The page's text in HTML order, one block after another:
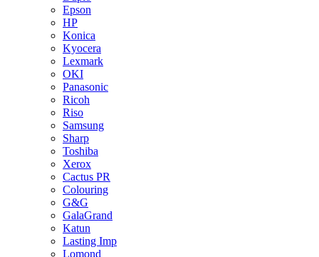
Epson
HP
Konica
Kyocera
Lexmark
OKI
Panasonic
Ricoh
Riso
Samsung
Sharp
Toshiba
Xerox
Cactus PR
Colouring
G&G
GalaGrand
Katun
Lasting Imp
Lomond